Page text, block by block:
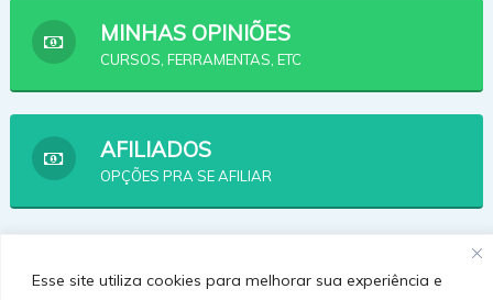
Esse site utiliza cookies para melhorar sua experiência e
MINHAS OPINIÕES
CURSOS, FERRAMENTAS, ETC
AFILIADOS
OPÇÕES PRA SE AFILIAR